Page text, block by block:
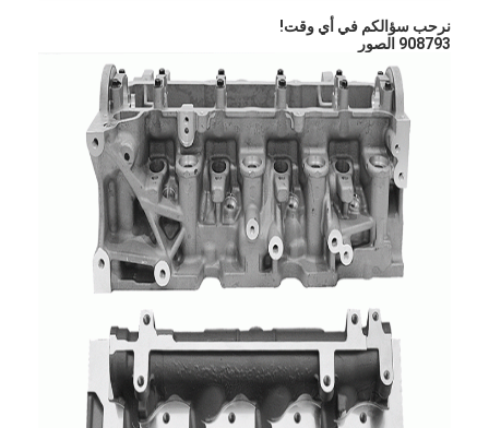
المنتجات
فيديوهات
حولنا
جولة في المصنع
مراقبة الجودة
الدردشة الآن
نرحب سؤالكم في أي وقت!
908793 الصور